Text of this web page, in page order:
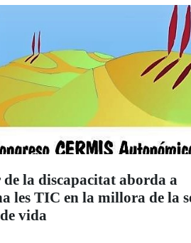
de la discapacitat aborda a
les TIC en la millora de la
vida